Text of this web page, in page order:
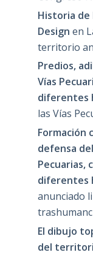
Historia
Design en
territorio
Predios,
Vías
diferentes
las Vías
Formación
defensa
Pecuarias,
diferentes
anunciado
El dibujo
del